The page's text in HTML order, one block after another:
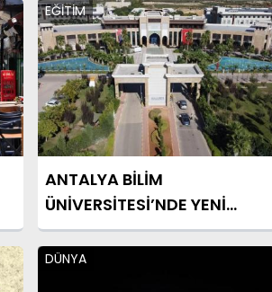
EĞİTİM
ANTALYA BİLİM
ÜNİVERSİTESİ’NDE YENİ
DÖNEM
DÜNYA